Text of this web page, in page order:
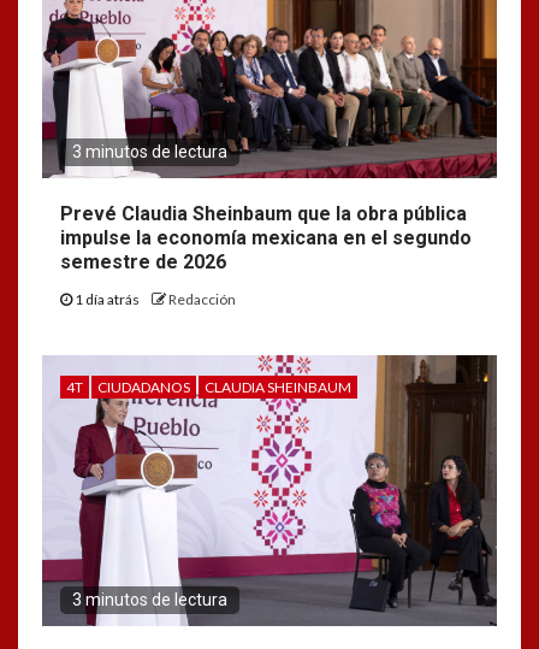
3 minutos de lectura
Prevé Claudia Sheinbaum que la obra pública
impulse la economía mexicana en el segundo
semestre de 2026
1 día atrás Redacción
4T CIUDADANOS CLAUDIA SHEINBAUM
3 minutos de lectura